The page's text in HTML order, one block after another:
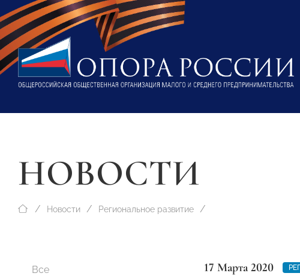
НОВОСТИ
Новости Региональное развитие
Все
17 Марта 2020